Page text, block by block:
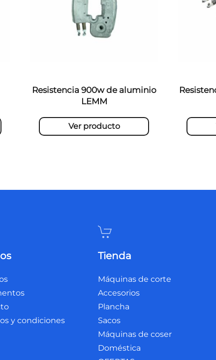
Resistencia 900w de aluminio
LEMM
Ver producto
y condiciones
Tienda
Máquinas de corte
Accesorios
Plancha
Sacos
Máquinas de coser
Doméstica